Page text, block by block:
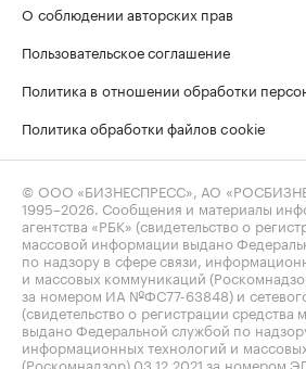
О соблюдении авторских прав
Пользовательское соглашение
Политика в отношении обработки
Политика обработки файлов cookie
© ООО «БИЗНЕСПРЕСС», АО
1995–2026 . Сообщения и материалы
агентства «РБК» (свидетельство о
массовой информации выдано
по надзору в сфере связи,
и массовых коммуникаций
за номером ИА №ФС77-63848) и
(свидетельство о регистрации
выдано Федеральной службой по
информационных технологий и
(Роскомнадзор) 03.12.2021 за номером